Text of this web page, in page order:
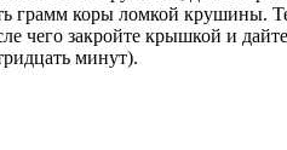
грамм коры ломкой крушины.
закройте крышкой и дайте
минут).